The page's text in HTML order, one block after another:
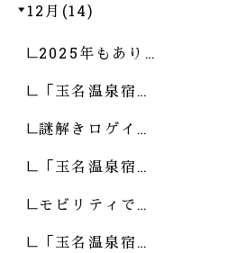
12月(14)
2025年もあり…
「玉名温泉宿…
謎解きロゲイ…
「玉名温泉宿…
モビリティで…
「玉名温泉宿…